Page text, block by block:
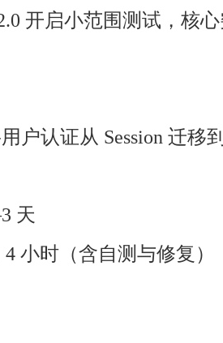
开启小范围测试，核
户认证从 Session 迁
天
小时（含自测与修复）